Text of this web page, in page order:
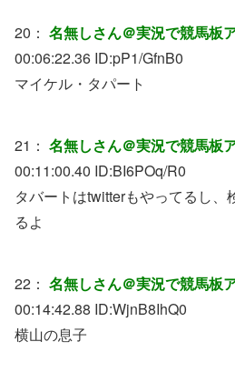
20： 名無しさん＠実況で競馬板
00:06:22.36 ID:pP1/GfnB0
マイケル・タパート
21： 名無しさん＠実況で競馬板
00:11:00.40 ID:BI6POq/R0
タバートはtwitterもやってるし、
るよ
22： 名無しさん＠実況で競馬板
00:14:42.88 ID:WjnB8IhQ0
横山の息子